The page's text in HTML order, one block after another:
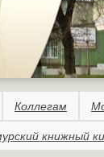
Коллегам
книжный